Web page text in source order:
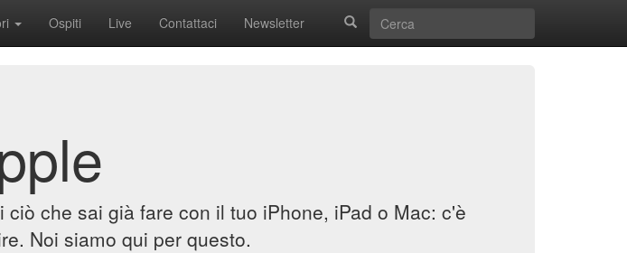
Ospiti Live Contattaci Newsletter
ciò che sai già fare con il tuo iPhone, iPad o Mac: c'è
Noi siamo qui per questo.